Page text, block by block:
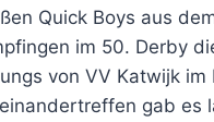
Quick Boys aus
im 50. Derby
von VV Katwijk im
gab es